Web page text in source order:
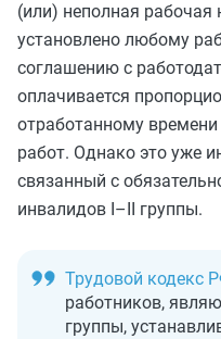
(или) неполная
установлено любому
соглашению с
оплачивается
отработанному
работ. Однако это уже
связанный с
инвалидов I–II группы.
Трудовой кодекс
работников,
группы,